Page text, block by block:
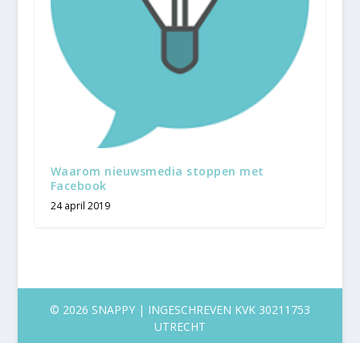
Waarom nieuwsmedia stoppen met
Facebook
24 april 2019
© 2026 SNAPPY | INGESCHREVEN KVK 30211753
UTRECHT